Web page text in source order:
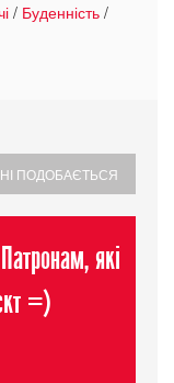
/ Буденність /
ПОДОБАЄТЬСЯ
які
=)